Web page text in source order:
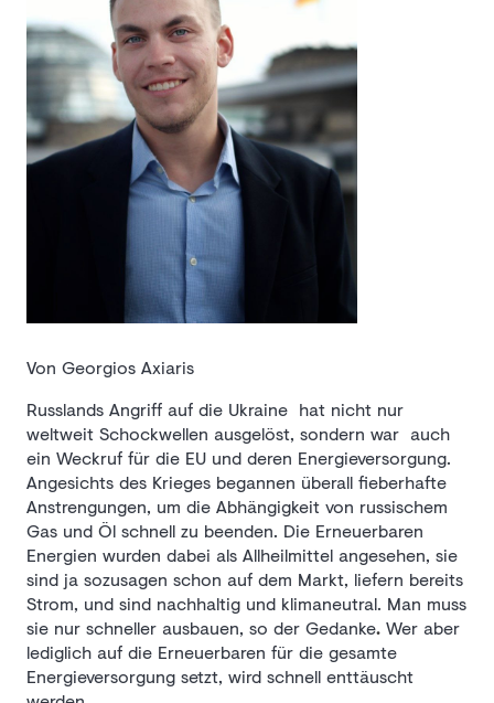
Von Georgios Axiaris
Russlands Angriff auf die Ukraine hat nicht nur
weltweit Schockwellen ausgelöst, sondern war auch
ein Weckruf für die EU und deren Energieversorgung.
Angesichts des Krieges begannen überall fieberhafte
Anstrengungen, um die Abhängigkeit von russischem
Gas und Öl schnell zu beenden. Die Erneuerbaren
Energien wurden dabei als Allheilmittel angesehen, sie
sind ja sozusagen schon auf dem Markt, liefern bereits
Strom, und sind nachhaltig und klimaneutral. Man muss
sie nur schneller ausbauen, so der Gedanke. Wer aber
lediglich auf die Erneuerbaren für die gesamte
Energieversorgung setzt, wird schnell enttäuscht